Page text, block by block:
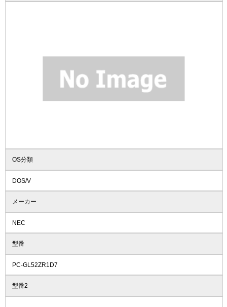
OS分類
DOS/V
メーカー
NEC
型番
PC-GL52ZR1D7
型番2